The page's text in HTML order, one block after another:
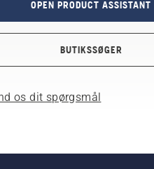
OPEN PRODUCT ASSISTANT
BUTIKSSØGER
os dit spørgsmål